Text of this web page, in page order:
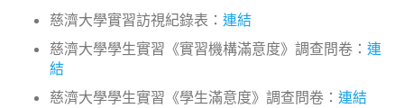
慈濟大學實習訪視紀錄表： 連結
慈濟大學學生實習《實習機構滿意度》調查問卷： 連
結
慈濟大學學生實習《學生滿意度》調查問卷： 連結